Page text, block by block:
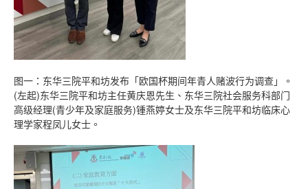
图一：东华三院平和坊发布「欧国杯期间年青人赌波行为调查」。
(左起)东华三院平和坊主任黄庆恩先生、东华三院社会服务科部门
高级经理(青少年及家庭服务)锺燕婷女士及东华三院平和坊临床心
理学家程凤儿女士。